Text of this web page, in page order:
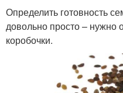
Определить готовность
довольно просто – нужно
коробочки.